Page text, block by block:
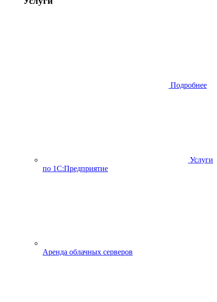
Подробнее
Услуги
по 1С:Предприятие
Аренда облачных серверов